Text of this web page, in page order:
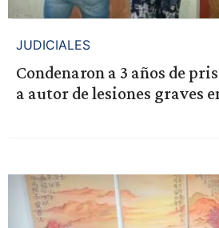
JUDICIALES
Condenaron a 3 años de
a autor de lesiones graves